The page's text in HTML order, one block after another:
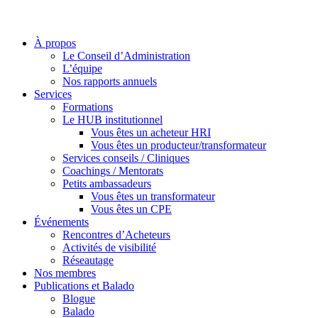
À propos
Le Conseil d’Administration
L’équipe
Nos rapports annuels
Services
Formations
Le HUB institutionnel
Vous êtes un acheteur HRI
Vous êtes un producteur/transformateur
Services conseils / Cliniques
Coachings / Mentorats
Petits ambassadeurs
Vous êtes un transformateur
Vous êtes un CPE
Événements
Rencontres d’Acheteurs
Activités de visibilité
Réseautage
Nos membres
Publications et Balado
Blogue
Balado